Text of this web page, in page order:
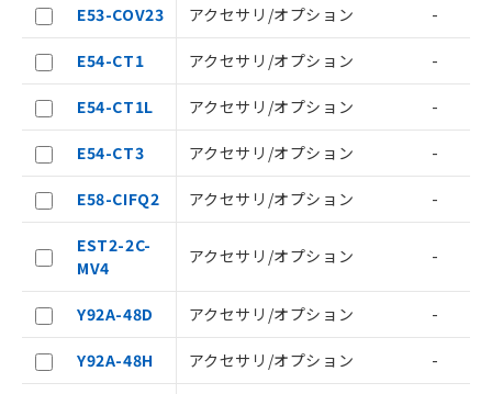
E53-COV23 アクセサリ/オプション -
E54-CT1 アクセサリ/オプション -
E54-CT1L アクセサリ/オプション -
E54-CT3 アクセサリ/オプション -
E58-CIFQ2 アクセサリ/オプション -
EST2-2C-
MV4
アクセサリ/オプション -
Y92A-48D アクセサリ/オプション -
Y92A-48H アクセサリ/オプション -
ご利用条件
以下の条件をお読みいただき、同意のうえ
ご利用ください。